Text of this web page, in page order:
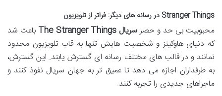
Stranger Things در رسانه های دیگر: فراتر از تلویزیون
محبوبیت بی حد و حصرسریال The Stranger Things
باعث شد
که دنیای هاوکینز و شخصیت هایش تنها به قاب تلویزیون محدود
نمانند و در قالب های مختلف رسانه ای گسترش یابند. این گسترش،
به طرفداران اجازه می دهد تا عمیق تر به جهان سریال نفوذ کنند و
ماجراهای جدیدی را تجربه کنند.